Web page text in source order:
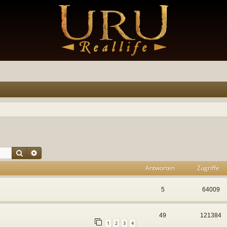
Suche
Antworten Zugriffe
5 64009
1 2 3 4
49 121384